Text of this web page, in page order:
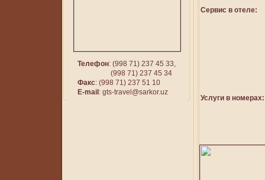
Телефон: (998 71) 237 45 33,
(998 71) 237 45 34
Факс: (998 71) 237 51 10
E-mail : gts-travel@sarkor.uz
Сервис в отеле:
Услуги в номерах: